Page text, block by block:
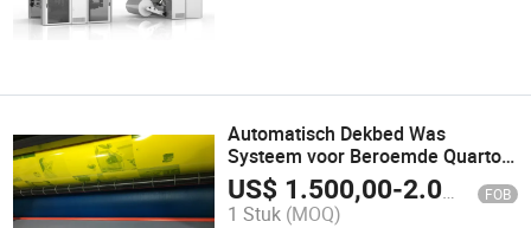
Automatisch Dekbed Was
Systeem voor Beroemde Quarto
Folio Offset Drukmachine
US$ 1.500,00-2.000,00 FOB
1 Stuk (MOQ)